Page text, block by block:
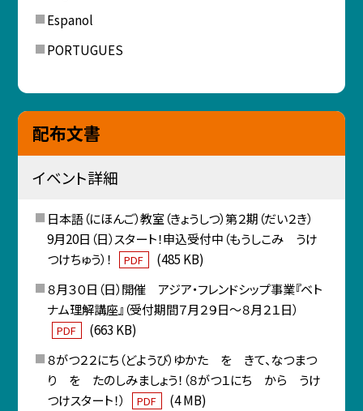
Espanol
PORTUGUES
配布文書
イベント詳細
日本語（にほんご）教室（きょうしつ）第２期（だい２き）
9月20日（日）スタート！申込受付中（もうしこみ うけ
つけちゅう）！
PDF
(485 KB)
８月３０日（日）開催 アジア・フレンドシップ事業『ベト
ナム理解講座』（受付期間７月２９日～８月２１日）
PDF
(663 KB)
８がつ２２にち（どようび）ゆかた を きて、なつまつ
り を たのしみましょう！（８がつ１にち から うけ
つけスタート！）
PDF
(4 MB)